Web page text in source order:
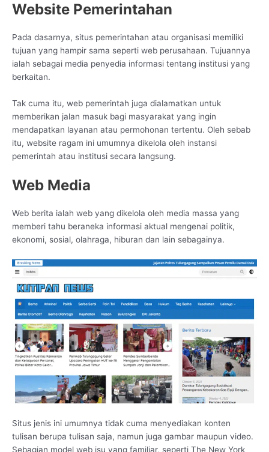
Website Pemerintahan
Pada dasarnya, situs pemerintahan atau organisasi memiliki
tujuan yang hampir sama seperti web perusahaan. Tujuannya
ialah sebagai media penyedia informasi tentang institusi yang
berkaitan.
Tak cuma itu, web pemerintah juga dialamatkan untuk
memberikan jalan masuk bagi masyarakat yang ingin
mendapatkan layanan atau permohonan tertentu. Oleh sebab
itu, website ragam ini umumnya dikelola oleh instansi
pemerintah atau institusi secara langsung.
Web Media
Web berita ialah web yang dikelola oleh media massa yang
memberi tahu beraneka informasi aktual mengenai politik,
ekonomi, sosial, olahraga, hiburan dan lain sebagainya.
Situs jenis ini umumnya tidak cuma menyediakan konten
tulisan berupa tulisan saja, namun juga gambar maupun video.
Sebagian model web isu yang familiar, seperti The New York